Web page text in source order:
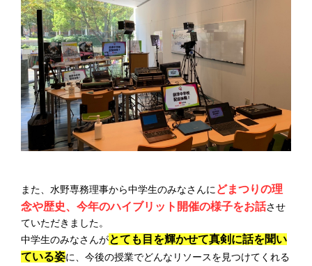
また、水野専務理事から中学生のみなさんに どまつりの理
念や歴史、今年のハイブリット開催の様子をお話させ
ていただきました。
中学生のみなさんがとても目を輝かせて真剣に話を聞い
ている姿に、今後の授業でどんなリソースを見つけてくれる